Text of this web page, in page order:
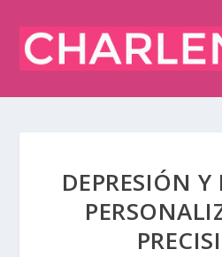
DEPRESIÓN